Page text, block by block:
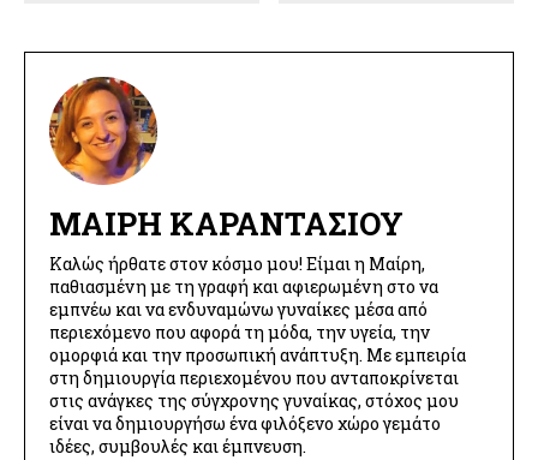
ΜΑΊΡΗ ΚΑΡΑΝΤΆΣΙΟΥ
Καλώς ήρθατε στον κόσμο μου! Είμαι η Μαίρη,
παθιασμένη με τη γραφή και αφιερωμένη στο να
εμπνέω και να ενδυναμώνω γυναίκες μέσα από
περιεχόμενο που αφορά τη μόδα, την υγεία, την
ομορφιά και την προσωπική ανάπτυξη. Με εμπειρία
στη δημιουργία περιεχομένου που ανταποκρίνεται
στις ανάγκες της σύγχρονης γυναίκας, στόχος μου
είναι να δημιουργήσω ένα φιλόξενο χώρο γεμάτο
ιδέες, συμβουλές και έμπνευση.